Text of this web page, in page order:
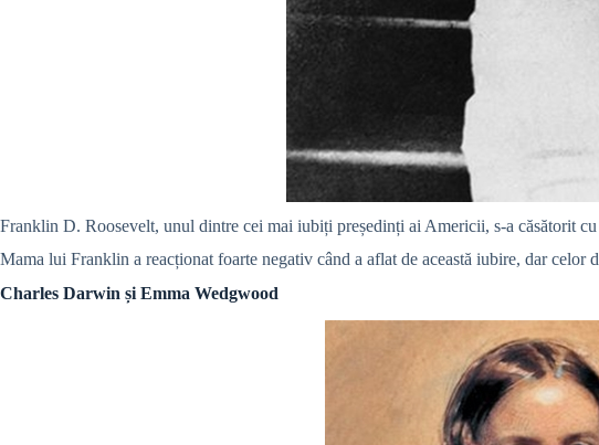
Franklin D. Roosevelt, unul dintre cei mai iubiți președinți ai Americii, s-a căsătorit
Mama lui Franklin a reacționat foarte negativ când a aflat de această iubire, dar
Charles Darwin și Emma Wedgwood